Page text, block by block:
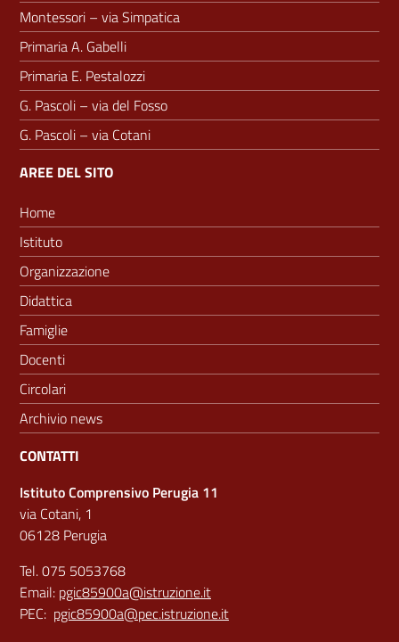
Montessori – via Simpatica
Primaria A. Gabelli
Primaria E. Pestalozzi
G. Pascoli – via del Fosso
G. Pascoli – via Cotani
AREE DEL SITO
Home
Istituto
Organizzazione
Didattica
Famiglie
Docenti
Circolari
Archivio news
CONTATTI
Istituto Comprensivo Perugia 11
via Cotani, 1
06128 Perugia
Tel. 075 5053768
Email: pgic85900a@istruzione.it
PEC: pgic85900a@pec.istruzione.it